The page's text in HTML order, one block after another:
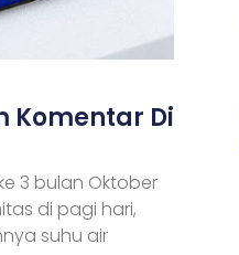
Komentar Di
3 bulan Oktober
di pagi hari,
suhu air